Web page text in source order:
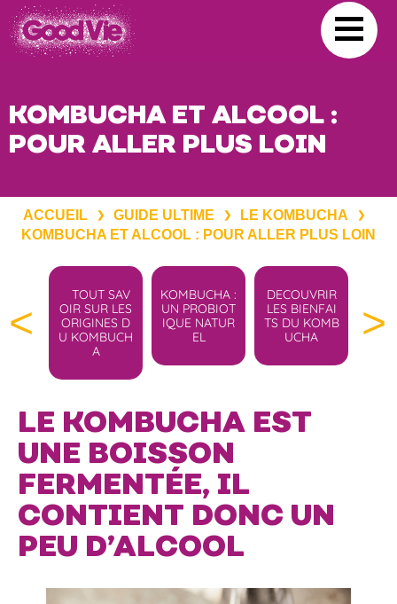
KOMBUCHA ET ALCOOL :
POUR ALLER PLUS LOIN
ACCUEIL ❯ GUIDE ULTIME ❯ LE KOMBUCHA ❯
KOMBUCHA ET ALCOOL : POUR ALLER PLUS LOIN
<
D
KOMBUCHA :
UN PROBIOT
IQUE NATUR
EL
DECOUVRIR
LES BIENFAI
TS DU KOMB
UCHA
DECOUVIRIR
LES DANGER
S DU KOMB
UCHA
>
LE KOMBUCHA EST
UNE BOISSON
FERMENTÉE, IL
CONTIENT DONC UN
PEU D’ALCOOL